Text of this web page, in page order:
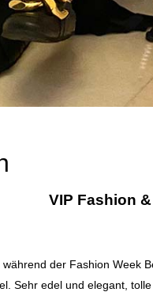
VIP Fashion
der Fashion Week
Sehr edel und elegant,